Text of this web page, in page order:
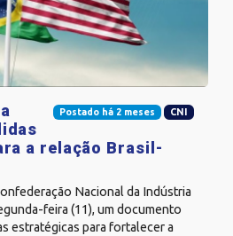
Postado há 2 meses CNI
a relação Brasil-
Nacional da Indústria
feira (11), um documento
estratégicas para fortalecer a